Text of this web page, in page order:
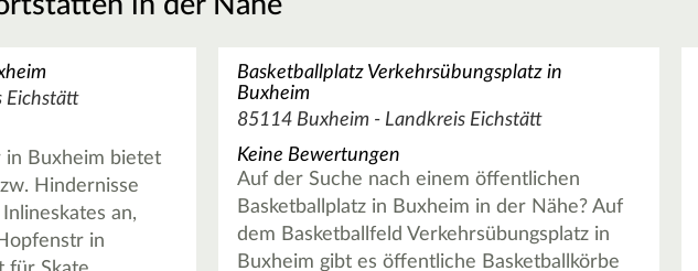
Eichstätt
Buxheim bietet
Hindernisse
an,
in
Basketballplatz Verkehrsübungsplatz in
Buxheim
85114 Buxheim - Landkreis Eichstätt
Keine Bewertungen
Auf der Suche nach einem öffentlichen
Basketballplatz in Buxheim in der Nähe? Auf
dem Basketballfeld Verkehrsübungsplatz in
Buxheim gibt es öffentliche Basketballkörbe